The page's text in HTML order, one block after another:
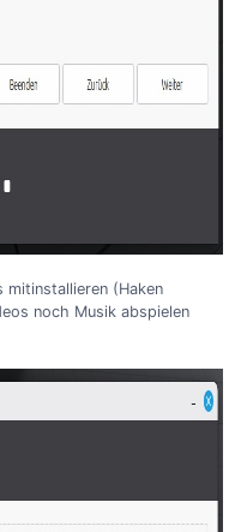
mitinstallieren (Haken
noch Musik abspielen